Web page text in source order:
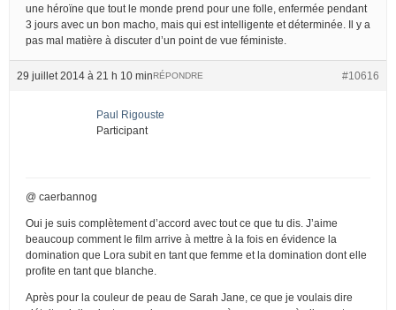
une héroïne que tout le monde prend pour une folle, enfermée pendant
3 jours avec un bon macho, mais qui est intelligente et déterminée. Il y a
pas mal matière à discuter d’un point de vue féministe.
29 juillet 2014 à 21 h 10 min #10616
RÉPONDRE
Paul Rigouste
Participant
@ caerbannog
Oui je suis complètement d’accord avec tout ce que tu dis. J’aime
beaucoup comment le film arrive à mettre à la fois en évidence la
domination que Lora subit en tant que femme et la domination dont elle
profite en tant que blanche.
Après pour la couleur de peau de Sarah Jane, ce que je voulais dire